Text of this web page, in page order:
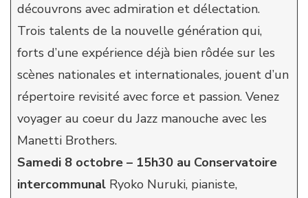
découvrons avec admiration et délectation.
Trois talents de la nouvelle génération qui,
forts d’une expérience déjà bien rôdée sur les
scènes nationales et internationales, jouent d’un
répertoire revisité avec force et passion. Venez
voyager au coeur du Jazz manouche avec les
Manetti Brothers.
Samedi 8 octobre – 15h30 au Conservatoire
intercommunal Ryoko Nuruki, pianiste,